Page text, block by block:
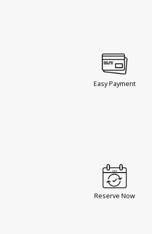
Easy Payment
Reserve Now